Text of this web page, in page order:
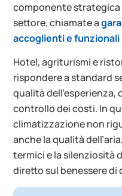
componente strategica
settore, chiamate a
accoglienti e funzionali
Hotel, agriturismi e
rispondere a standard
qualità
controllo dei costi. In
climatizzazione non
anche la qualità
termici e la silenziosità
diretto sul benessere di